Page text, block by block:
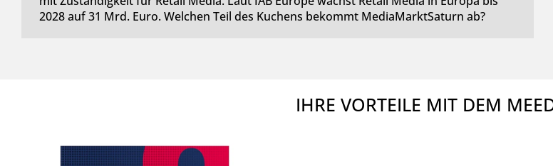
2028 auf 31 Mrd. Euro. Welchen Teil des Kuchens bekommt MediaMarktSaturn ab?
IHRE VORTEILE MIT DEM